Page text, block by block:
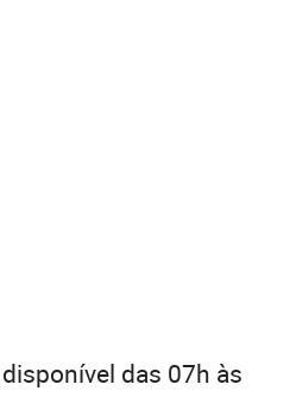
das 07h às